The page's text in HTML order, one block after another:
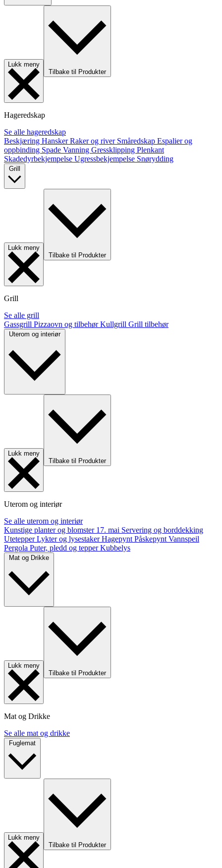
Lukk meny
Tilbake til Produkter
Hageredskap
Se alle hageredskap
Beskjæring HanskerRaker og river Småredskap Espalier og
oppbinding Spade Vanning Gressklipping Plenkant
Skadedyrbekjempelse Ugressbekjempelse Snørydding
Lukk meny
Tilbake til Produkter
Grill
Se alle grill
Gassgrill Pizzaovn og tilbehørKullgrill Grill tilbehør
Uterom og interiør
Lukk meny
Tilbake til Produkter
Uterom og interiør
Se alle uterom og interiør
Kunstige planter og blomster 17. mai Servering og borddekking
UtetepperLykter og lysestakerHagepynt Påskepynt Vannspeil
Pergola Puter, pledd og tepperKubbelys
Lukk meny
Tilbake til Produkter
Mat og Drikke
Se alle mat og drikke
Lukk meny
Tilbake til Produkter